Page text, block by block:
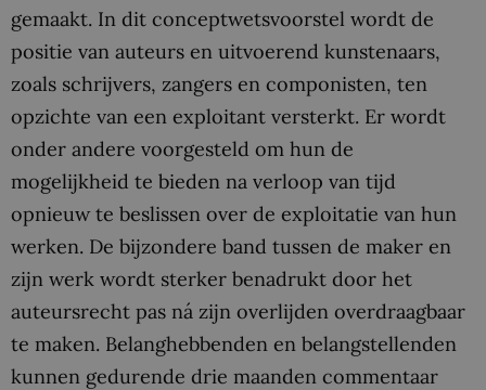
gemaakt. In dit conceptwetsvoorstel wordt de
positie van auteurs en uitvoerend kunstenaars,
zoals schrijvers, zangers en componisten, ten
opzichte van een exploitant versterkt. Er wordt
onder andere voorgesteld om hun de
mogelijkheid te bieden na verloop van tijd
opnieuw te beslissen over de exploitatie van hun
werken. De bijzondere band tussen de maker en
zijn werk wordt sterker benadrukt door het
auteursrecht pas ná zijn overlijden overdraagbaar
te maken. Belanghebbenden en belangstellenden
kunnen gedurende drie maanden commentaar